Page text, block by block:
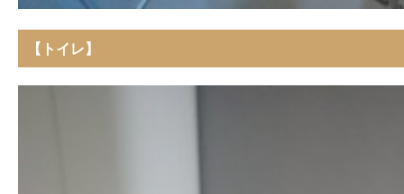
【トイレ】